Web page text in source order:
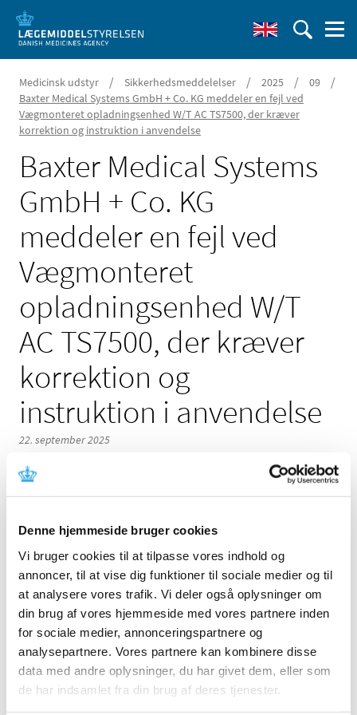
Denne hjemmeside bruger cookies
Vi bruger cookies til at tilpasse vores indhold og
annoncer, til at vise dig funktioner til sociale medier og til
at analysere vores trafik. Vi deler også oplysninger om
din brug af vores hjemmeside med vores partnere inden
for sociale medier, annonceringspartnere og
analysepartnere. Vores partnere kan kombinere disse
data med andre oplysninger, du har givet dem, eller som
de har indsamlet fra din brug af deres tjenester.
Medicinsk udstyr / Sikkerhedsmeddelelser / 2025 / 09 /
Baxter Medical Systems GmbH + Co. KG meddeler en fejl ved
Vægmonteret opladningsenhed W/T AC TS7500, der kræver
korrektion og instruktion i anvendelse
Baxter Medical Systems
GmbH + Co. KG
meddeler en fejl ved
Vægmonteret
opladningsenhed W/T
AC TS7500, der kræver
korrektion og
instruktion i anvendelse
22. september 2025
Denne meddelelse indeholder information om fejl ved
udstyret, der kræver korrektion og instruktion i
anvendelse. Læs mere i meddelelsen fra fabrikanten.
Referencer
Produkt: Vægmonteret opladningsenhed W/T AC
TS7500 (Charging unit mounted W/T AC TS7500)
Fabrikant: Baxter Medical Systems GmbH + Co. KG